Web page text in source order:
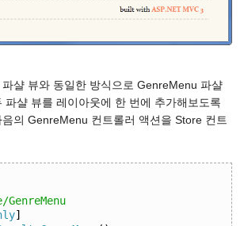
샬 뷰와 동일한 방식으로 GenreMenu 파샬
파샬 뷰를 레이아웃에 한 번에 추가해보도록
의 GenreMenu 컨트롤러 액션을 Store 컨트
]